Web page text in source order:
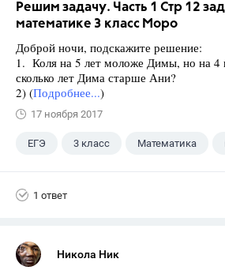
Решим задачу. Часть 1 Стр 12
математике 3 класс Моро
Доброй ночи, подскажите решение:
1. Коля на 5 лет моложе Димы, но на
сколько лет Дима старше Ани?
2) (Подробнее...)
17 ноября 2017
ЕГЭ 3 класс Математика
1 ответ
Никола Ник